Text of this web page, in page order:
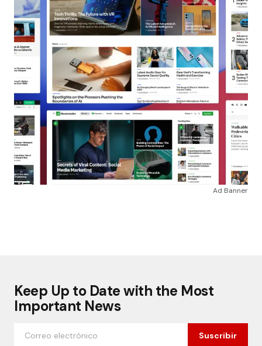
Ad Banner
Keep Up to Date with the Most
Important News
Suscribir